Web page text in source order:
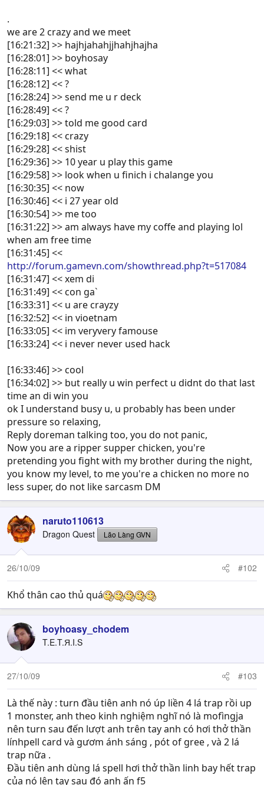
.
we are 2 crazy and we meet
[16:21:32] >> hajhjahahjjhahjhajha
[16:28:01] >> boyhosay
[16:28:11] << what
[16:28:12] << ?
[16:28:24] >> send me u r deck
[16:28:49] << ?
[16:29:03] >> told me good card
[16:29:18] << crazy
[16:29:28] << shist
[16:29:36] >> 10 year u play this game
[16:29:58] >> look when u finich i chalange you
[16:30:35] << now
[16:30:46] << i 27 year old
[16:30:54] >> me too
[16:31:22] >> am always have my coffe and playing lol
when am free time
[16:31:45] <<
http://forum.gamevn.com/showthread.php?t=517084
[16:31:47] << xem di
[16:31:49] << con ga`
[16:33:31] << u are crayzy
[16:32:52] << in vioetnam
[16:33:05] << im veryvery famouse
[16:33:24] << i never never used hack
[16:33:46] >> cool
[16:34:02] >> but really u win perfect u didnt do that last
time an di win you
ok I understand busy u, u probably has been under
pressure so relaxing,
Reply doreman talking too, you do not panic,
Now you are a ripper supper chicken, you're
pretending you fight with my brother during the night,
you know my level, to me you're a chicken no more no
less super, do not like sarcasm DM
naruto110613
Dragon Quest Lão Làng GVN
26/10/09 #102
Khổ thân cao thủ quá
boyhoasy_chodem
T.E.T.Я.I.S
27/10/09 #103
Là thế này : turn đầu tiên anh nó úp liền 4 lá trap rồi up
1 monster, anh theo kinh nghiệm nghĩ nó là mofìngja
nên turn sau đến lượt anh trên tay anh có hơi thở thần
línhpell card và gươm ánh sáng , pót of gree , và 2 lá
trap nữa .
Đầu tiên anh dùng lá spell hơi thở thần linh bay hết trap
của nó lên tay sau đó anh ấn f5